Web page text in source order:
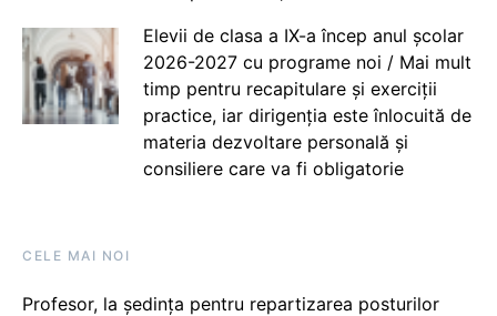
Elevii de clasa a IX-a încep anul școlar
2026-2027 cu programe noi / Mai mult
timp pentru recapitulare și exerciții
practice, iar dirigenția este înlocuită de
materia dezvoltare personală și
consiliere care va fi obligatorie
CELE MAI NOI
Profesor, la ședința pentru repartizarea posturilor